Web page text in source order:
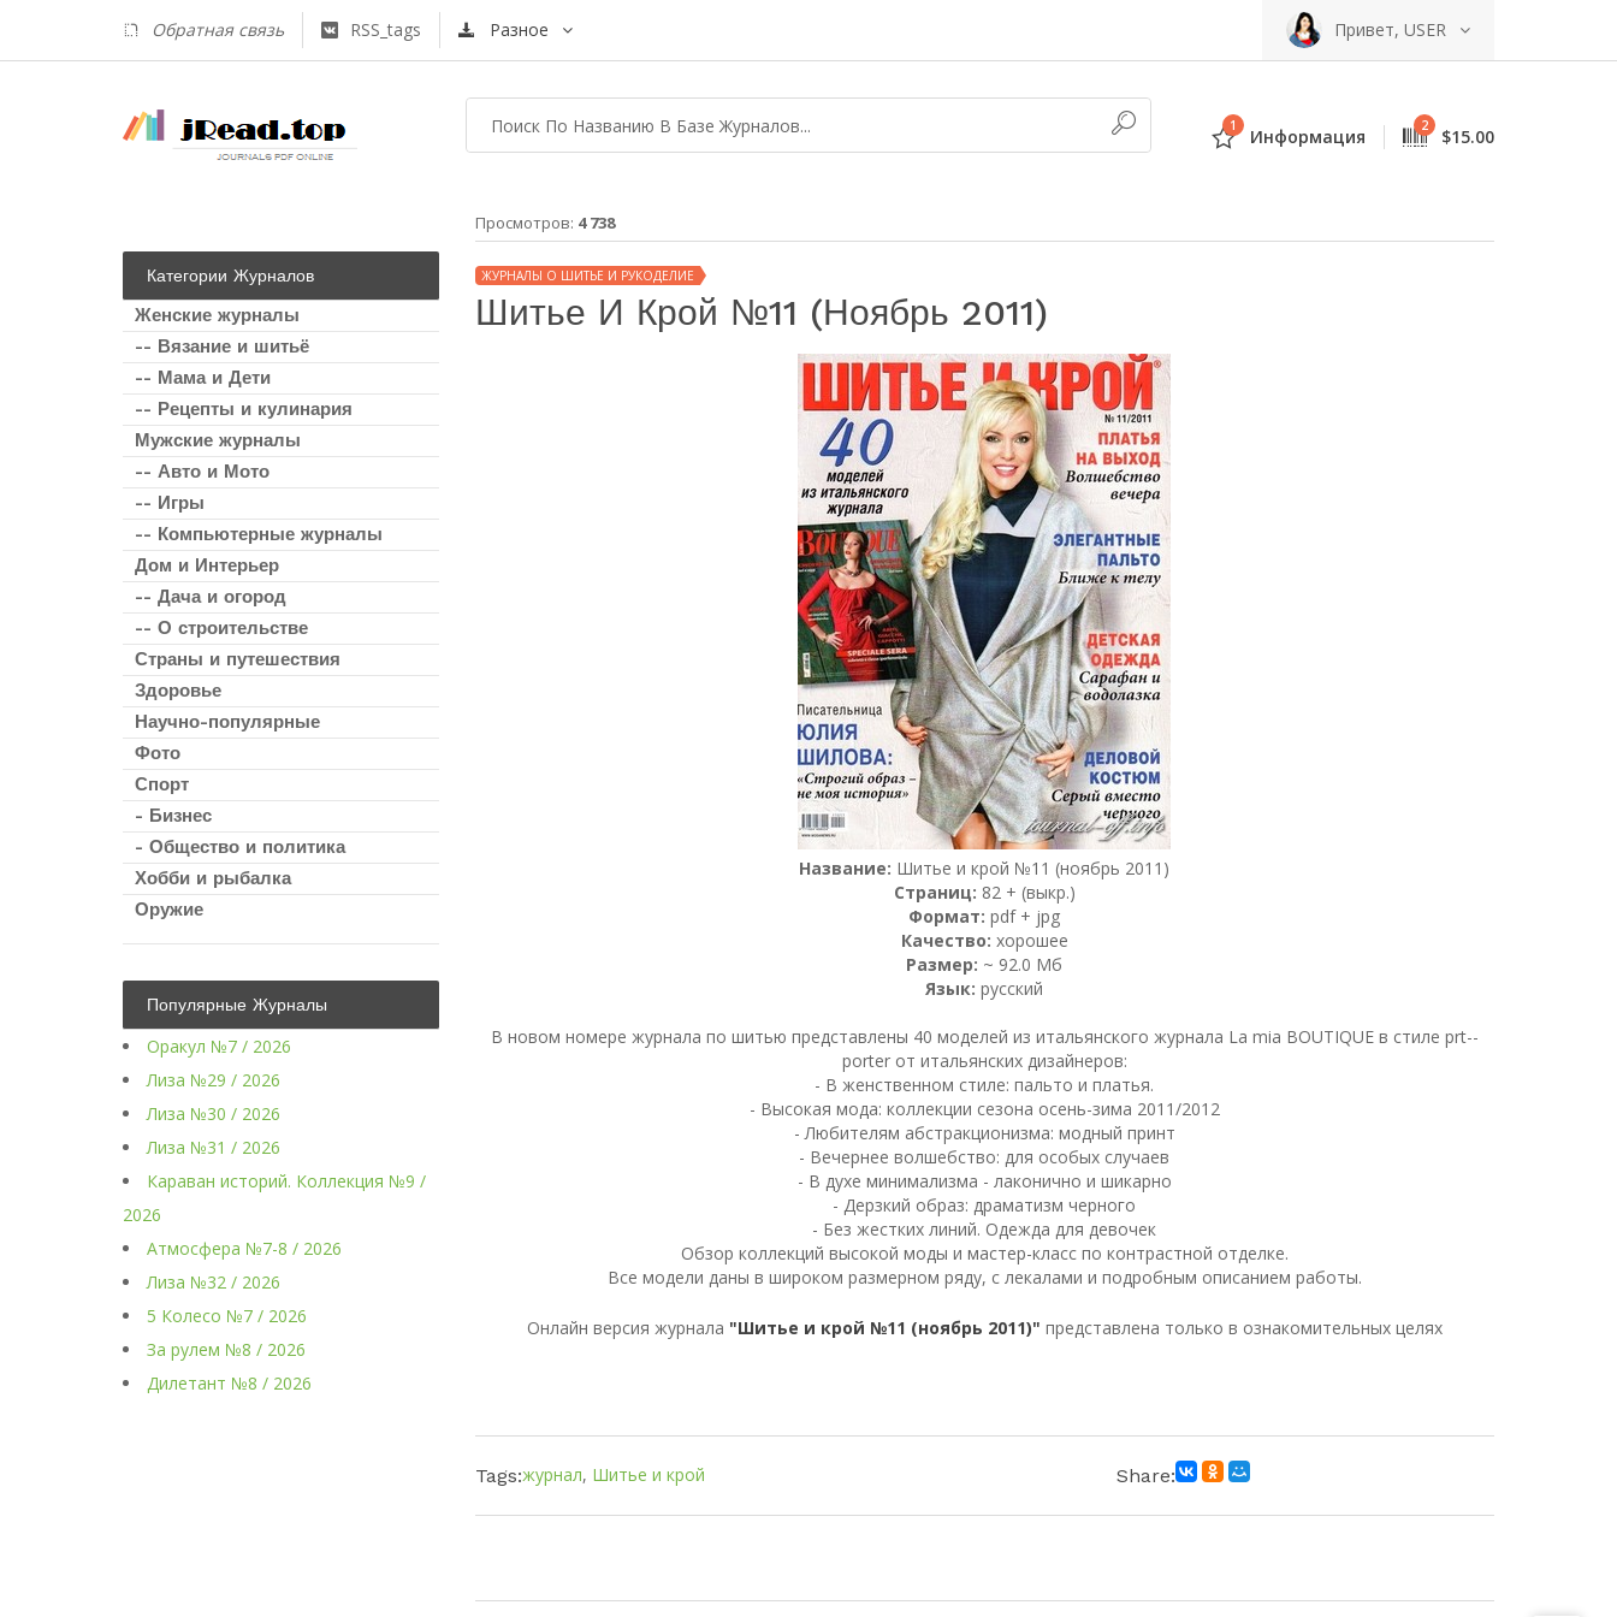
Обратная связь RSS_tags Разное Привет, USER
1 Информация 2 $15.00
Категории Журналов
Женские журналы
-- Вязание и шитьё
-- Мама и Дети
-- Рецепты и кулинария
Мужские журналы
-- Авто и Мото
-- Игры
-- Компьютерные журналы
Дом и Интерьер
-- Дача и огород
-- О строительстве
Страны и путешествия
Здоровье
Научно-популярные
Фото
Спорт
- Бизнес
- Общество и политика
Хобби и рыбалка
Оружие
Популярные Журналы
Оракул №7 / 2026
Лиза №29 / 2026
Лиза №30 / 2026
Лиза №31 / 2026
Караван историй. Коллекция №9 /
2026
Атмосфера №7-8 / 2026
Лиза №32 / 2026
5 Колесо №7 / 2026
За рулем №8 / 2026
Дилетант №8 / 2026
Просмотров: 4 738
ЖУРНАЛЫ О ШИТЬЕ И РУКОДЕЛИЕ
Шитье И Крой №11 (ноябрь 2011)
Название: Шитье и крой №11 (ноябрь 2011)
Страниц: 82 + (выкр.)
Формат: pdf + jpg
Качество: хорошее
Размер: ~ 92.0 Мб
Язык:русский
В новом номере журнала по шитью представлены 40 моделей из итальянского журнала La mia BOUTIQUE в стиле prt--
porter от итальянских дизайнеров:
- В женственном стиле: пальто и платья.
- Высокая мода: коллекции сезона осень-зима 2011/2012
- Любителям абстракционизма: модный принт
- Вечернее волшебство: для особых случаев
- В духе минимализма - лаконично и шикарно
- Дерзкий образ: драматизм черного
- Без жестких линий. Одежда для девочек
Обзор коллекций высокой моды и мастер-класс по контрастной отделке.
Все модели даны в широком размерном ряду, с лекалами и подробным описанием работы.
Онлайн версия журнала "Шитье и крой №11 (ноябрь 2011)" представлена только в ознакомительных целях
Tags:журнал, Шитье и крой Share: